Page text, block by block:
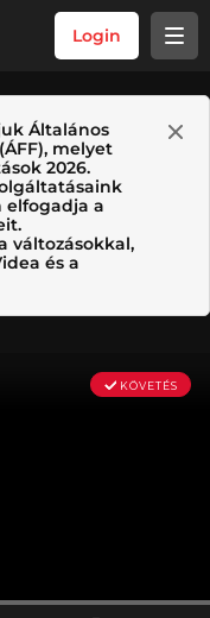
Login
Általános
melyet
2026.
elfogadja a
változásokkal,
és a